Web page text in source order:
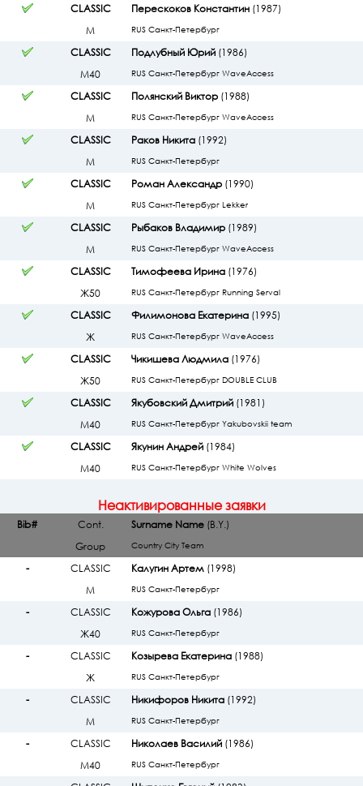
CLASSIC
М
Перескоков Константин(1987)
RUS Санкт-Петербург
CLASSIC
М40
Подлубный Юрий(1986)
RUS Санкт-Петербург WaveAccess
CLASSIC
М
Полянский Виктор(1988)
RUS Санкт-Петербург WaveAccess
CLASSIC
М
Раков Никита(1992)
RUS Санкт-Петербург
CLASSIC
М
Роман Александр(1990)
RUS Санкт-Петербург Lekker
CLASSIC
М
Рыбаков Владимир(1989)
RUS Санкт-Петербург WaveAccess
CLASSIC
Ж50
Тимофеева Ирина(1976)
RUS Санкт-Петербург Running Serval
CLASSIC
Ж
Филимонова Екатерина(1995)
RUS Санкт-Петербург WaveAccess
CLASSIC
Ж50
Чикишева Людмила(1976)
RUS Санкт-Петербург DOUBLE CLUB
CLASSIC
М40
Якубовский Дмитрий(1981)
RUS Санкт-Петербург Yakubovskii team
CLASSIC
М40
Якунин Андрей(1984)
RUS Санкт-Петербург White Wolves
Неактивированные заявки
Bib#
Cont.
Group
Surname Name (B.Y.)
Country City Team
-
CLASSIC
М
Калугин Артем(1998)
RUS Санкт-Петербург
-
CLASSIC
Ж40
Кожурова Ольга(1986)
RUS Санкт-Петербург
-
CLASSIC
Ж
Козырева Екатерина(1988)
RUS Санкт-Петербург
-
CLASSIC
М
Никифоров Никита(1992)
RUS Санкт-Петербург
-
CLASSIC
М40
Николаев Василий(1986)
RUS Санкт-Петербург